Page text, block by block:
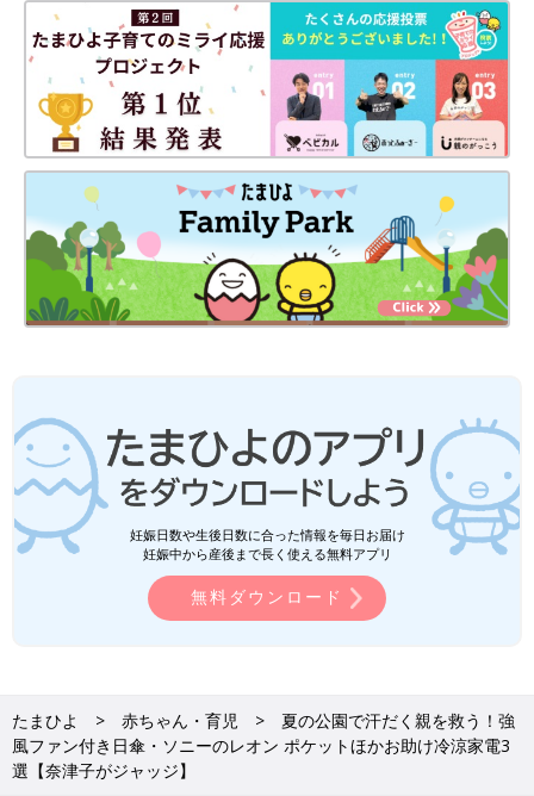
妊娠日数や生後日数に合った情報を毎日お届け
妊娠中から産後まで長く使える無料アプリ
無料ダウンロード
たまひよ 赤ちゃん・育児
夏の公園で汗だく親を救う！強
風ファン付き日傘・ソニーのレオン ポケットほかお助け冷涼家電3
選【奈津子がジャッジ】